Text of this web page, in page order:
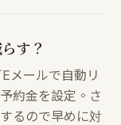
す？
メールで自動リ
約金を設定。さ
るので早めに対